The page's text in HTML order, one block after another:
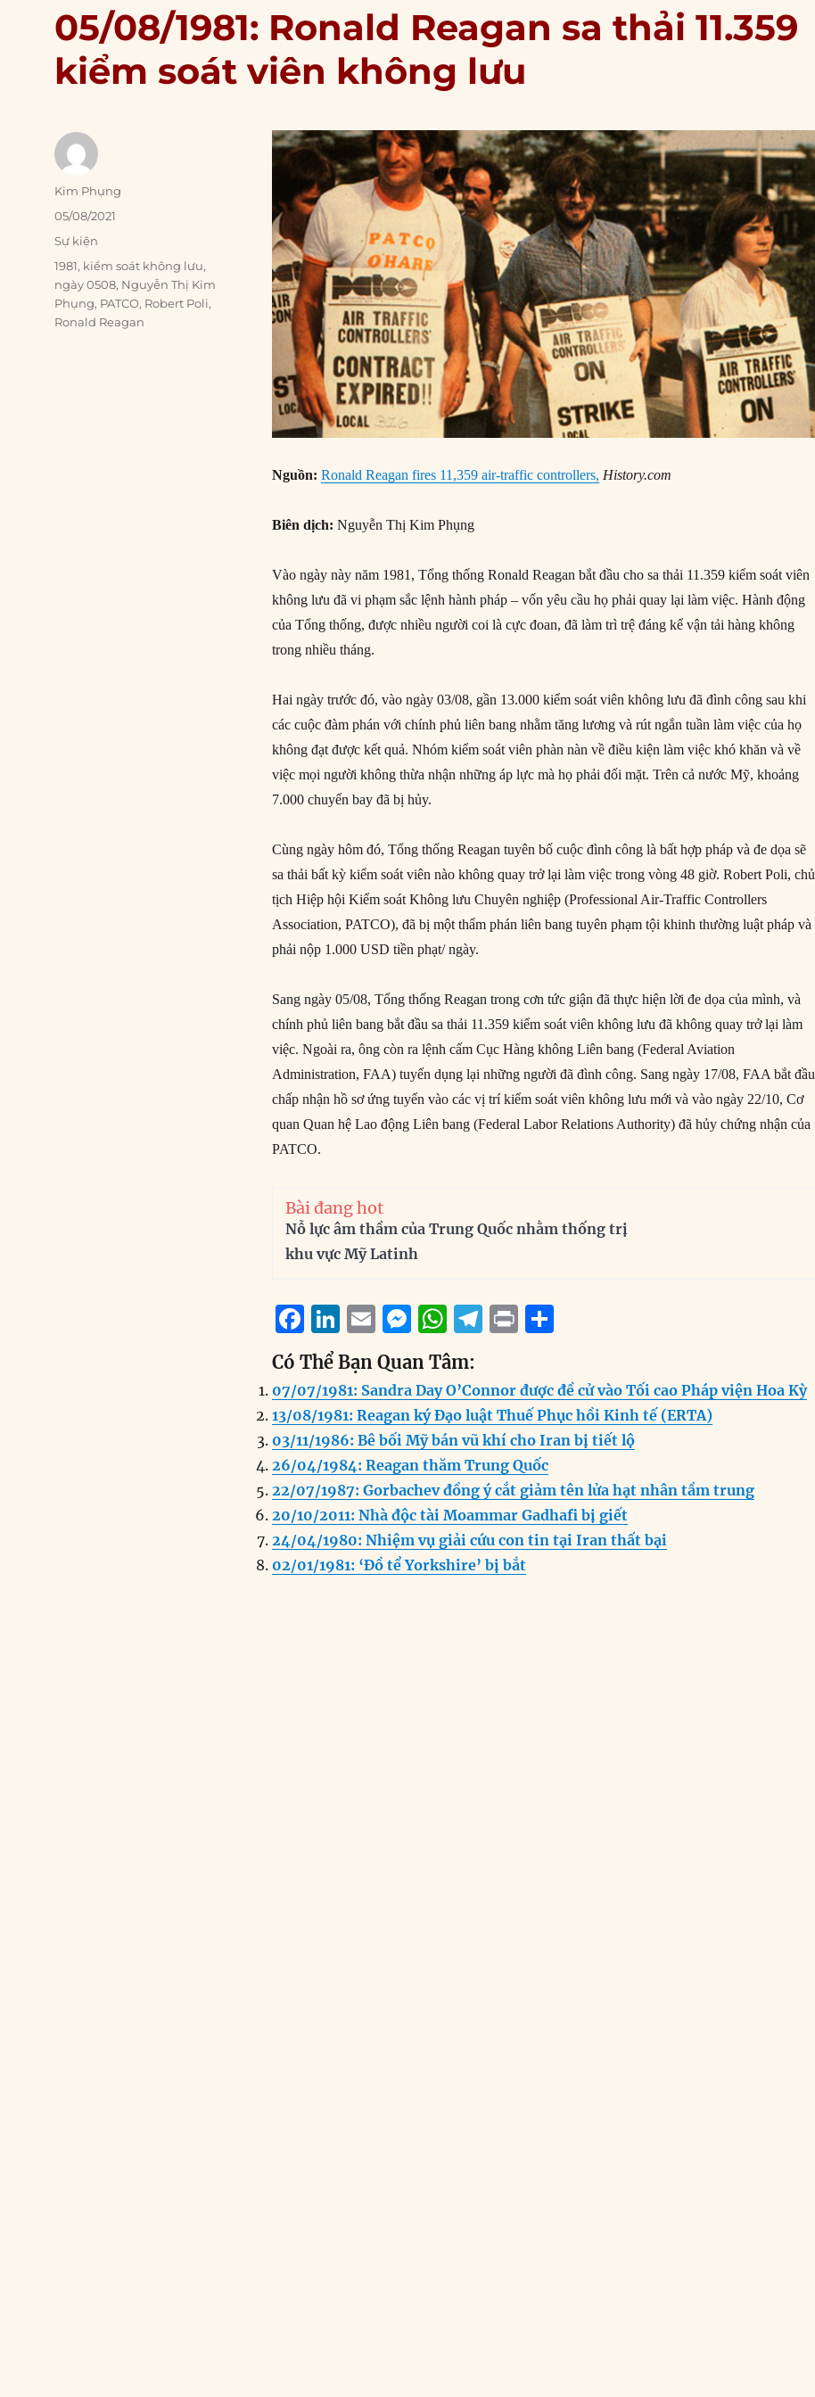
05/08/1981: Ronald Reagan sa thải 11.359
kiểm soát viên không lưu
Nguồn: Ronald Reagan fires 11,359 air-traffic controllers, History.com
Biên dịch: Nguyễn Thị Kim Phụng
Vào ngày này năm 1981, Tổng thống Ronald Reagan bắt đầu cho sa thải 11.359 kiểm soát viên
không lưu đã vi phạm sắc lệnh hành pháp – vốn yêu cầu họ phải quay lại làm việc. Hành động
của Tổng thống, được nhiều người coi là cực đoan, đã làm trì trệ đáng kể vận tải hàng không
trong nhiều tháng.
Hai ngày trước đó, vào ngày 03/08, gần 13.000 kiểm soát viên không lưu đã đình công sau khi
các cuộc đàm phán với chính phủ liên bang nhằm tăng lương và rút ngắn tuần làm việc của họ
không đạt được kết quả. Nhóm kiểm soát viên phàn nàn về điều kiện làm việc khó khăn và về
việc mọi người không thừa nhận những áp lực mà họ phải đối mặt. Trên cả nước Mỹ, khoảng
7.000 chuyến bay đã bị hủy.
Cùng ngày hôm đó, Tổng thống Reagan tuyên bố cuộc đình công là bất hợp pháp và đe dọa sẽ
sa thải bất kỳ kiểm soát viên nào không quay trở lại làm việc trong vòng 48 giờ. Robert Poli, chủ
tịch Hiệp hội Kiểm soát Không lưu Chuyên nghiệp (Professional Air-Traffic Controllers
Association, PATCO), đã bị một thẩm phán liên bang tuyên phạm tội khinh thường luật pháp và
phải nộp 1.000 USD tiền phạt/ ngày.
Sang ngày 05/08, Tổng thống Reagan trong cơn tức giận đã thực hiện lời đe dọa của mình, và
chính phủ liên bang bắt đầu sa thải 11.359 kiểm soát viên không lưu đã không quay trở lại làm
việc. Ngoài ra, ông còn ra lệnh cấm Cục Hàng không Liên bang (Federal Aviation
Administration, FAA) tuyển dụng lại những người đã đình công. Sang ngày 17/08, FAA bắt đầu
chấp nhận hồ sơ ứng tuyển vào các vị trí kiểm soát viên không lưu mới và vào ngày 22/10, Cơ
quan Quan hệ Lao động Liên bang (Federal Labor Relations Authority) đã hủy chứng nhận của
PATCO.
Bài đang hot
Nỗ lực âm thầm của Trung Quốc nhằm thống trị
khu vực Mỹ Latinh
F
a
c
e
b
o
o
k
Li
n
k
e
d
I
n
E
m
ai
l
M
ss
e
n
g
er
W
h
at
s
A
p
p
T
g
r
a
m
P
n
t
a
re
Có Thể Bạn Quan Tâm:
07/07/1981: Sandra Day O’Connor được đề cử vào Tối cao Pháp viện Hoa Kỳ
13/08/1981: Reagan ký Đạo luật Thuế Phục hồi Kinh tế (ERTA)
03/11/1986: Bê bối Mỹ bán vũ khí cho Iran bị tiết lộ
26/04/1984: Reagan thăm Trung Quốc
22/07/1987: Gorbachev đồng ý cắt giảm tên lửa hạt nhân tầm trung
20/10/2011: Nhà độc tài Moammar Gadhafi bị giết
24/04/1980: Nhiệm vụ giải cứu con tin tại Iran thất bại
02/01/1981: ‘Đồ tể Yorkshire’ bị bắt
Author
Kim Phụng
Posted
05/08/2021
Categories
Sự kiện
Tags
1981, kiểm soát không lưu,
ngày 0508, Nguyễn Thị Kim
Phụng, PATCO, Robert Poli,
Ronald Reagan